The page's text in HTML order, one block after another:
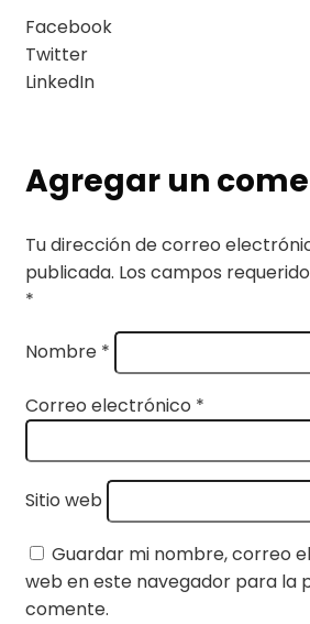
Facebook
Twitter
LinkedIn
Agregar un
Tu dirección de correo
publicada. Los campos
*
Nombre *
Correo electrónico *
Sitio web
Guardar mi nombre, correo
web en este navegador para la
comente.